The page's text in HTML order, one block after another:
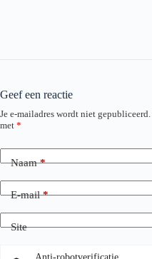
Geef een reactie
Je e-mailadres wordt niet gepubliceerd.
met *
Naam*
E-mail*
Site